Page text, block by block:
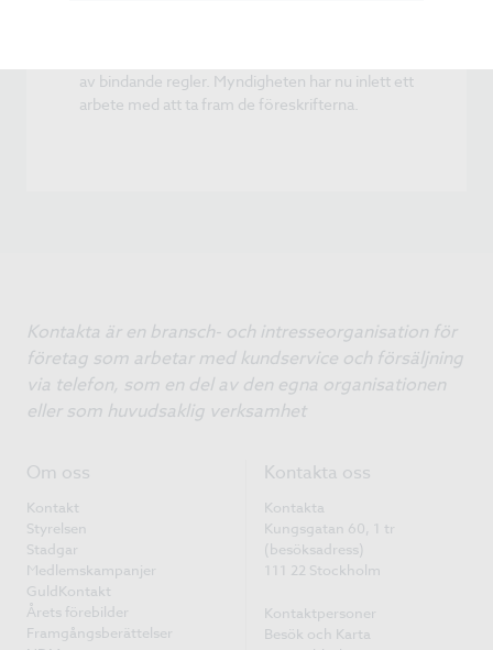
av bindande regler. Myndigheten har nu inlett ett
arbete med att ta fram de föreskrifterna.
Kontakta är en bransch- och intresseorganisation för
företag som arbetar med kundservice och försäljning
via telefon, som en del av den egna organisationen
eller som huvudsaklig verksamhet
Om oss
Kontakt
Styrelsen
Stadgar
Medlemskampanjer
GuldKontakt
Årets förebilder
Framgångsberättelser
Kontakta oss
Kontakta
Kungsgatan 60, 1 tr
(besöksadress)
111 22 Stockholm
Kontaktpersoner
Besök och Karta